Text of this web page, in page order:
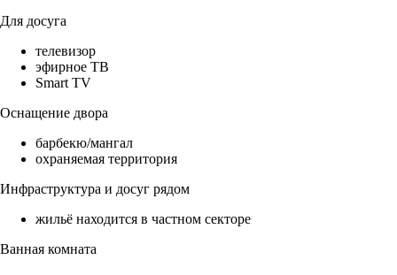
Для досуга
телевизор
эфирное ТВ
Smart TV
Оснащение двора
барбекю/мангал
охраняемая территория
Инфраструктура и досуг рядом
жильё находится в частном секторе
Ванная комната